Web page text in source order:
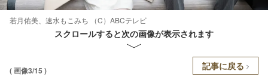
若月佑美、速水もこみち （C）ABCテレビ
スクロールすると次の画像が表示されます
( 画像3/15 ) 記事に戻る